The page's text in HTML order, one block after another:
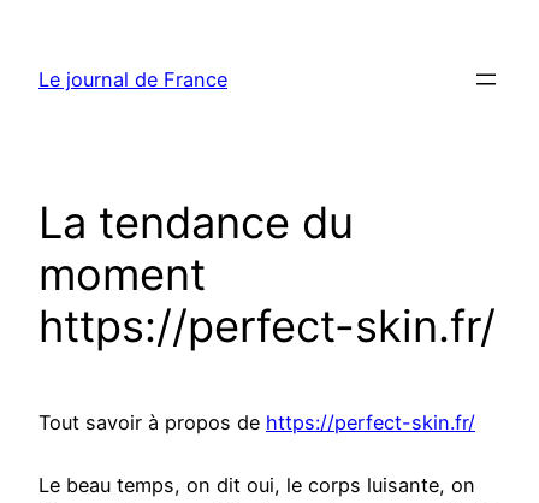
contenu
Le journal de France
La tendance du
moment
https://perfect-skin.fr/
Tout savoir à propos de https://perfect-skin.fr/
Le beau temps, on dit oui, le corps luisante, on